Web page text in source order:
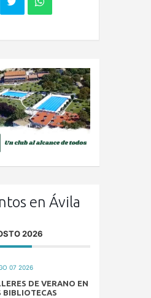
en Ávila
2026
07 2026
DE VERANO EN
BIBLIOTECAS